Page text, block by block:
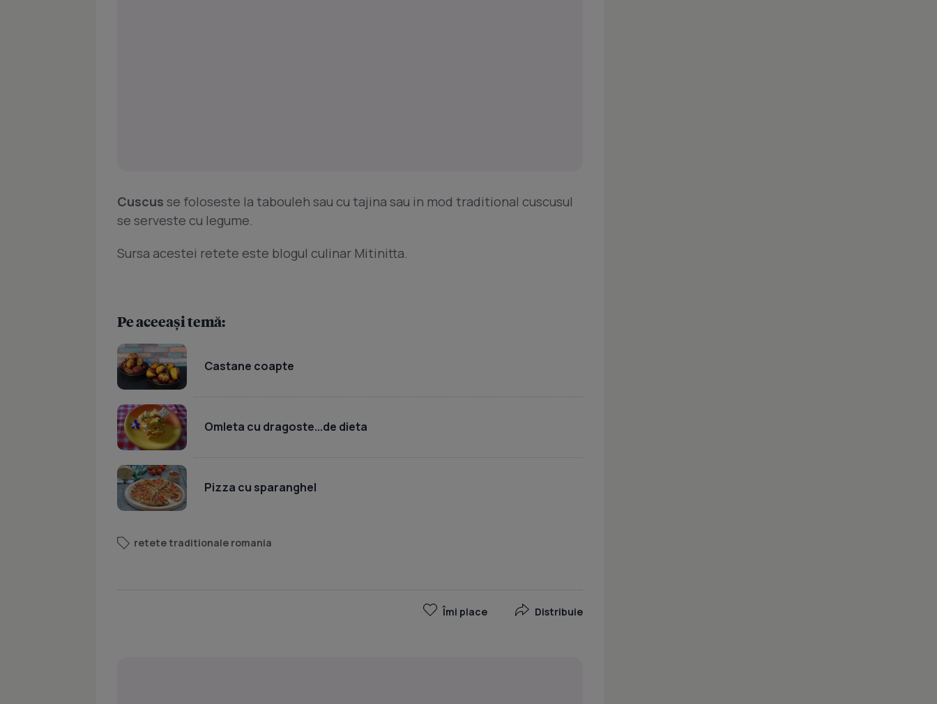
Cuscus se foloseste la tabouleh sau cu tajina sau in mod traditional cuscusul
se serveste cu legume.
Sursa acestei retete este blogul culinar Mitinitta.
Pe aceeași temă:
Castane coapte
Omleta cu dragoste...de dieta
Pizza cu sparanghel
retete traditionale romania
Îmi place Distribuie